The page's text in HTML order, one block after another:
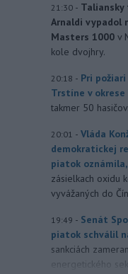
21:30 -
Arnaldi vypadol
Masters 1000 v
kole dvojhry.
20:18 - Pri
Trstíne v okrese
takmer 50 hasičov.
20:01 - Vláda
demokratickej
piatok oznámila,
zásielkach oxidu
vyvážaných do
19:49 - Senát
piatok schválil
sankciách
energetického